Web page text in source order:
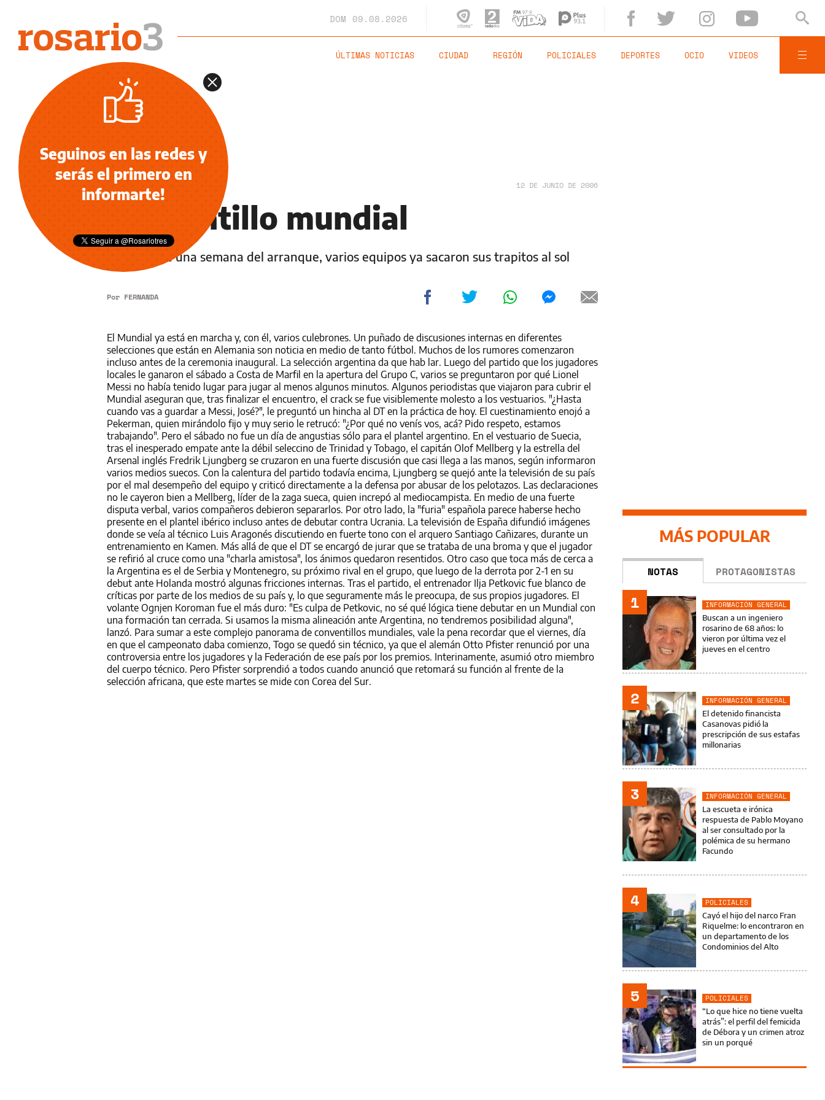
DOM 09.08.2026
ÚLTIMAS NOTICIAS CIUDAD REGIÓN POLICIALES DEPORTES OCIO VIDEOS
NOTICIAS 12 DE JUNIO DE 2006
Conventillo mundial
A menos de una semana del arranque, varios equipos ya sacaron sus trapitos al sol
Por FERNANDA
El Mundial ya está en marcha y, con él, varios culebrones. Un puñado de discusiones internas en diferentes
selecciones que están en Alemania son noticia en medio de tanto fútbol. Muchos de los rumores comenzaron
incluso antes de la ceremonia inaugural. La selección argentina da que hab lar. Luego del partido que los jugadores
locales le ganaron el sábado a Costa de Marfil en la apertura del Grupo C, varios se preguntaron por qué Lionel
Messi no había tenido lugar para jugar al menos algunos minutos. Algunos periodistas que viajaron para cubrir el
Mundial aseguran que, tras finalizar el encuentro, el crack se fue visiblemente molesto a los vestuarios. "¿Hasta
cuando vas a guardar a Messi, José?", le preguntó un hincha al DT en la práctica de hoy. El cuestinamiento enojó a
Pekerman, quien mirándolo fijo y muy serio le retrucó: "¿Por qué no venís vos, acá? Pido respeto, estamos
trabajando". Pero el sábado no fue un día de angustias sólo para el plantel argentino. En el vestuario de Suecia,
tras el inesperado empate ante la débil seleccino de Trinidad y Tobago, el capitán Olof Mellberg y la estrella del
Arsenal inglés Fredrik Ljungberg se cruzaron en una fuerte discusión que casi llega a las manos, según informaron
varios medios suecos. Con la calentura del partido todavía encima, Ljungberg se quejó ante la televisión de su país
por el mal desempeño del equipo y criticó directamente a la defensa por abusar de los pelotazos. Las declaraciones
no le cayeron bien a Mellberg, líder de la zaga sueca, quien increpó al mediocampista. En medio de una fuerte
disputa verbal, varios compañeros debieron separarlos. Por otro lado, la "furia" española parece haberse hecho
presente en el plantel ibérico incluso antes de debutar contra Ucrania. La televisión de España difundió imágenes
donde se veía al técnico Luis Aragonés discutiendo en fuerte tono con el arquero Santiago Cañizares, durante un
entrenamiento en Kamen. Más allá de que el DT se encargó de jurar que se trataba de una broma y que el jugador
se refirió al cruce como una "charla amistosa", los ánimos quedaron resentidos. Otro caso que toca más de cerca a
la Argentina es el de Serbia y Montenegro, su próximo rival en el grupo, que luego de la derrota por 2-1 en su
debut ante Holanda mostró algunas fricciones internas. Tras el partido, el entrenador Ilja Petkovic fue blanco de
críticas por parte de los medios de su país y, lo que seguramente más le preocupa, de sus propios jugadores. El
volante Ognjen Koroman fue el más duro: "Es culpa de Petkovic, no sé qué lógica tiene debutar en un Mundial con
una formación tan cerrada. Si usamos la misma alineación ante Argentina, no tendremos posibilidad alguna",
lanzó. Para sumar a este complejo panorama de conventillos mundiales, vale la pena recordar que el viernes, día
en que el campeonato daba comienzo, Togo se quedó sin técnico, ya que el alemán Otto Pfister renunció por una
controversia entre los jugadores y la Federación de ese país por los premios. Interinamente, asumió otro miembro
del cuerpo técnico. Pero Pfister sorprendió a todos cuando anunció que retomará su función al frente de la
selección africana, que este martes se mide con Corea del Sur.
MÁS POPULAR
NOTAS PROTAGONISTAS
1
INFORMACIÓN GENERAL
Buscan a un ingeniero
rosarino de 68 años: lo
vieron por última vez el
jueves en el centro
2
INFORMACIÓN GENERAL
El detenido financista
Casanovas pidió la
prescripción de sus estafas
millonarias
3
INFORMACIÓN GENERAL
La escueta e irónica
respuesta de Pablo Moyano
al ser consultado por la
polémica de su hermano
Facundo
4
POLICIALES
Cayó el hijo del narco Fran
Riquelme: lo encontraron en
un departamento de los
Condominios del Alto
5
POLICIALES
“Lo que hice no tiene vuelta
atrás”: el perfil del femicida
de Débora y un crimen atroz
sin un porqué
Seguinos en las redes y
serás el primero en
informarte!